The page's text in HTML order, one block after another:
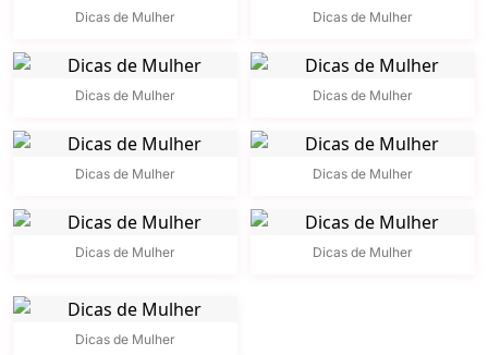
Dicas de Mulher Dicas de Mulher
Dicas de Mulher Dicas de Mulher
Dicas de Mulher Dicas de Mulher
Dicas de Mulher Dicas de Mulher
Dicas de Mulher